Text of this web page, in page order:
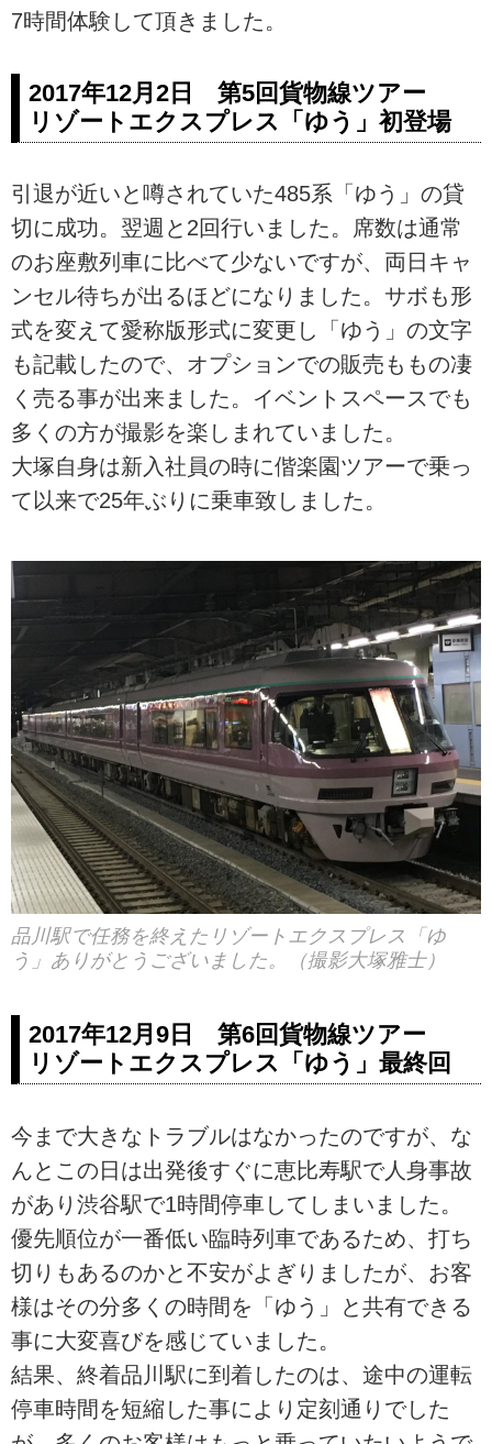
7時間体験して頂きました。
2017年12月2日 第5回貨物線ツアー
リゾートエクスプレス「ゆう」初登場
引退が近いと噂されていた485系「ゆう」の貸
切に成功。翌週と2回行いました。席数は通常
のお座敷列車に比べて少ないですが、両日キャ
ンセル待ちが出るほどになりました。サボも形
式を変えて愛称版形式に変更し「ゆう」の文字
も記載したので、オプションでの販売ももの凄
く売る事が出来ました。イベントスペースでも
多くの方が撮影を楽しまれていました。
大塚自身は新入社員の時に偕楽園ツアーで乗っ
て以来で25年ぶりに乗車致しました。
品川駅で任務を終えたリゾートエクスプレス「ゆ
う」ありがとうございました。（撮影大塚雅士）
2017年12月9日 第6回貨物線ツアー
リゾートエクスプレス「ゆう」最終回
今まで大きなトラブルはなかったのですが、な
んとこの日は出発後すぐに恵比寿駅で人身事故
があり渋谷駅で1時間停車してしまいました。
優先順位が一番低い臨時列車であるため、打ち
切りもあるのかと不安がよぎりましたが、お客
様はその分多くの時間を「ゆう」と共有できる
事に大変喜びを感じていました。
結果、終着品川駅に到着したのは、途中の運転
停車時間を短縮した事により定刻通りでした